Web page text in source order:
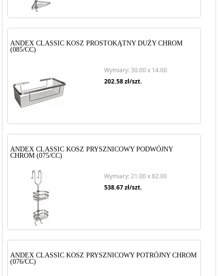
ANDEX CLASSIC KOSZ PROSTOKĄTNY DUŻY CHROM
(085/CC)
Wymiary: 30.00 x 14.00
202.58zł/szt.
ANDEX CLASSIC KOSZ PRYSZNICOWY PODWÓJNY
CHROM (075/CC)
Wymiary: 21.00 x 82.00
538.67zł/szt.
ANDEX CLASSIC KOSZ PRYSZNICOWY POTRÓJNY CHROM
(076/CC)